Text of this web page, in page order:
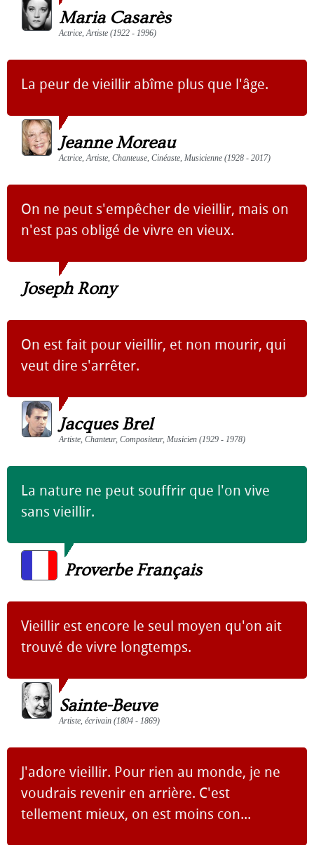
Maria Casarès
Actrice, Artiste (1922 - 1996)
La peur de vieillir abîme plus que l'âge.
Jeanne Moreau
Actrice, Artiste, Chanteuse, Cinéaste, Musicienne (1928 - 2017)
On ne peut s'empêcher de vieillir, mais on
n'est pas obligé de vivre en vieux.
Joseph Rony
On est fait pour vieillir, et non mourir, qui
veut dire s'arrêter.
Jacques Brel
Artiste, Chanteur, Compositeur, Musicien (1929 - 1978)
La nature ne peut souffrir que l'on vive
sans vieillir.
Proverbe Français
Vieillir est encore le seul moyen qu'on ait
trouvé de vivre longtemps.
Sainte-Beuve
Artiste, écrivain (1804 - 1869)
J'adore vieillir. Pour rien au monde, je ne
voudrais revenir en arrière. C'est
tellement mieux, on est moins con...